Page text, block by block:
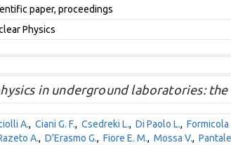
paper, proceedings
Physics
in underground laboratories: the
A., Ciani G. F., Csedreki L., Di Paolo L., Formicola
A., D'Erasmo G., Fiore E. M., Mossa V.,